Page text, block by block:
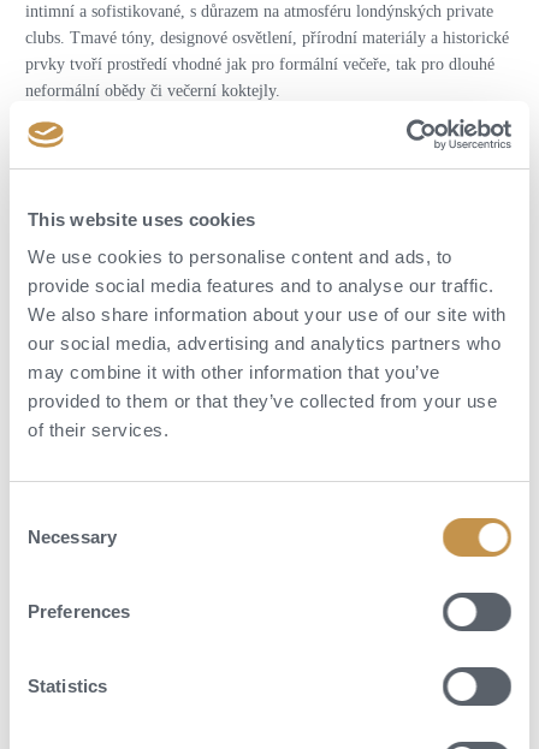
This website uses cookies
We use cookies to personalise content and ads, to
provide social media features and to analyse our traffic.
We also share information about your use of our site with
our social media, advertising and analytics partners who
may combine it with other information that you’ve
provided to them or that they’ve collected from your use
of their services.
Selection
Necessary
Preferences
Statistics
intimní a sofistikované, s důrazem na atmosféru londýnských private
clubs. Tmavé tóny, designové osvětlení, přírodní materiály a historické
prvky tvoří prostředí vhodné jak pro formální večeře, tak pro dlouhé
neformální obědy či večerní koktejly.
Hosté mohou očekávat fine dining koncepty zaměřené na moderní
Londýna, které se pravděpodobně zařadí mezi nejžádanější místa pro